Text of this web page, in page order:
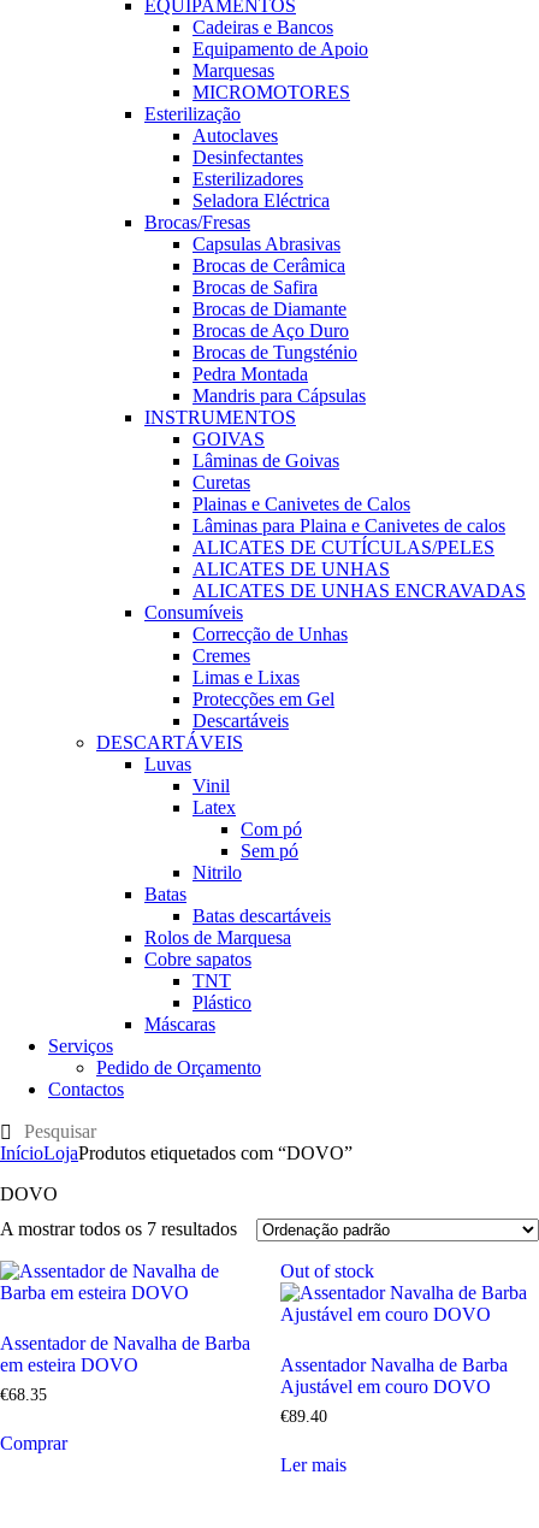
EQUIPAMENTOS
Cadeiras e Bancos
Equipamento de Apoio
Marquesas
MICROMOTORES
Esterilização
Autoclaves
Desinfectantes
Esterilizadores
Seladora Eléctrica
Brocas/Fresas
Capsulas Abrasivas
Brocas de Cerâmica
Brocas de Safira
Brocas de Diamante
Brocas de Aço Duro
Brocas de Tungsténio
Pedra Montada
Mandris para Cápsulas
INSTRUMENTOS
GOIVAS
Lâminas de Goivas
Curetas
Plainas e Canivetes de Calos
Lâminas para Plaina e Canivetes de calos
ALICATES DE CUTÍCULAS/PELES
ALICATES DE UNHAS
ALICATES DE UNHAS ENCRAVADAS
Consumíveis
Correcção de Unhas
Cremes
Limas e Lixas
Protecções em Gel
Descartáveis
DESCARTÁVEIS
Luvas
Vinil
Latex
Com pó
Sem pó
Nitrilo
Batas
Batas descartáveis
Rolos de Marquesa
Cobre sapatos
TNT
Plástico
Máscaras
Serviços
Pedido de Orçamento
Contactos
InícioLojaProdutos etiquetados com “DOVO”
DOVO
A mostrar todos os 7 resultados
Assentador de Navalha de Barba
em esteira DOVO
€68.35
Comprar
Out of stock
Assentador Navalha de Barba
Ajustável em couro DOVO
€89.40
Ler mais